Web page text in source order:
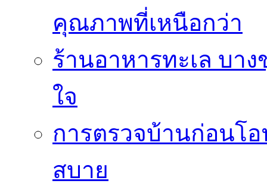
คุณภาพที่เหนือกว่า
ร้านอาหารทะเล บา
ใจ
การตรวจบ้านก่อนโ
สบาย